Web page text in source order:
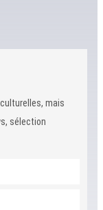
mais
sélection